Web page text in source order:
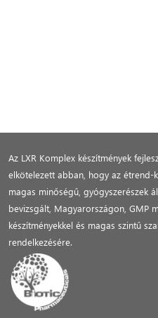
Az LXR Komplex készítmények
elkötelezett abban, hogy az étrend-
magas minőségű, gyógyszerészek
bevizsgált, Magyarországon, GMP
készítményekkel és magas szintű
rendelkezésére.